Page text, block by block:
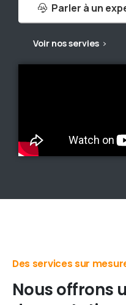
Parler à un
Voir nos servies
Des produits digitaux
Nousoffrons